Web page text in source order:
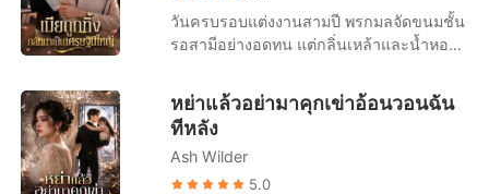
สมเพชเพื่อเรียกร้องความสนใจแล้วตัดสายทิ้ง
ต่อมาฉันถึงได้รู้ว่า 'พิชามญชุ์' น้องสาวแท้ๆ
หน้าเขา รัฐศาสตร์กลับเลือกที่จะปกป้องน้อง
สาว ปฏิเสธการหย่าเพื่อรักษาหน้าตาตระกูล
แม้แต่แม่แท้ๆ ของฉันก็ยังร้องไห้กอดขา
ขอร้องให้ฉันทนอยู่ในขุมนรกนี้ต่อไปเพื่อแลก
วันครบรอบแต่งงานสามปี พรกมลจัดขนมชั้น
รอสามีอย่างอดทน แต่กลิ่นเหล้าและน้ำหอมผู้
สายของศศิกานต์ดังขึ้น เขาผลักเธอทิ้งแล้ว
วิ่งออกไปทันที เธอได้ยินเสียงเขาบอกให้โยน
ของขวัญครบรอบทิ้ง และบอกว่าเขารักแค่
ศศิกานต์คนเดียว ข่าวการตั้งครรภ์ทำให้อภิ
เดชโกรธจัด เขายื่นสัญญาหย่าแล้วสั่งให้เธอ
หย่าแล้วอย่ามาคุกเข่าอ้อนวอนฉัน
ทีหลัง
Ash Wilder
5.0